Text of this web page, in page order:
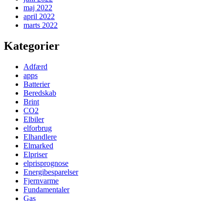
maj 2022
april 2022
marts 2022
Kategorier
Adfærd
apps
Batterier
Beredskab
Brint
CO2
Elbiler
elforbrug
Elhandlere
Elmarked
Elpriser
elprisprognose
Energibesparelser
Fjernvarme
Fundamentaler
Gas